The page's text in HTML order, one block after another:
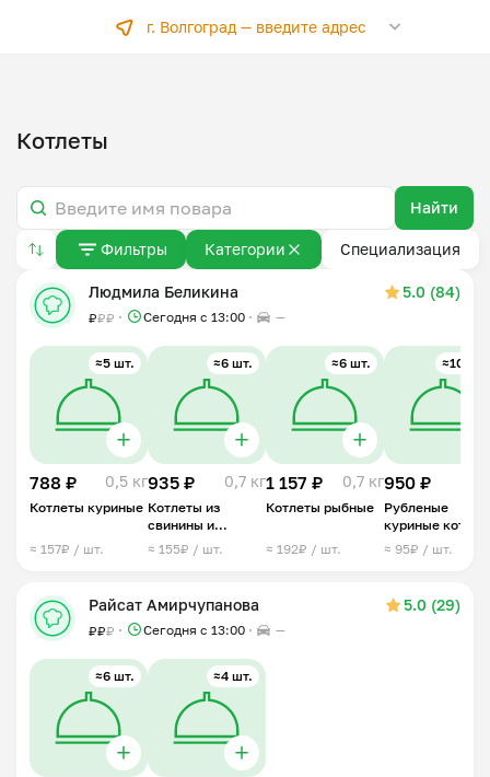
г. Волгоград —введите адрес
Котлеты
Найти
Фильтры Категории Специализация
Людмила Беликина 5.0 (84)
₽₽₽ Сегодня с 13:00 —
≈5 шт.
788 ₽ 0,5 кг
Котлеты куриные
≈ 157₽ / шт.
≈6 шт.
935 ₽ 0,7 кг
Котлеты из
свинины и
говядины
≈ 155₽ / шт.
≈6 шт.
1 157 ₽ 0,7 кг
Котлеты рыбные
≈ 192₽ / шт.
≈10 шт.
950 ₽
Рубленые
куриные
≈ 95₽ / шт.
Райсат Амирчупанова 5.0 (29)
₽₽₽ Сегодня с 13:00 —
≈6 шт. ≈4 шт.